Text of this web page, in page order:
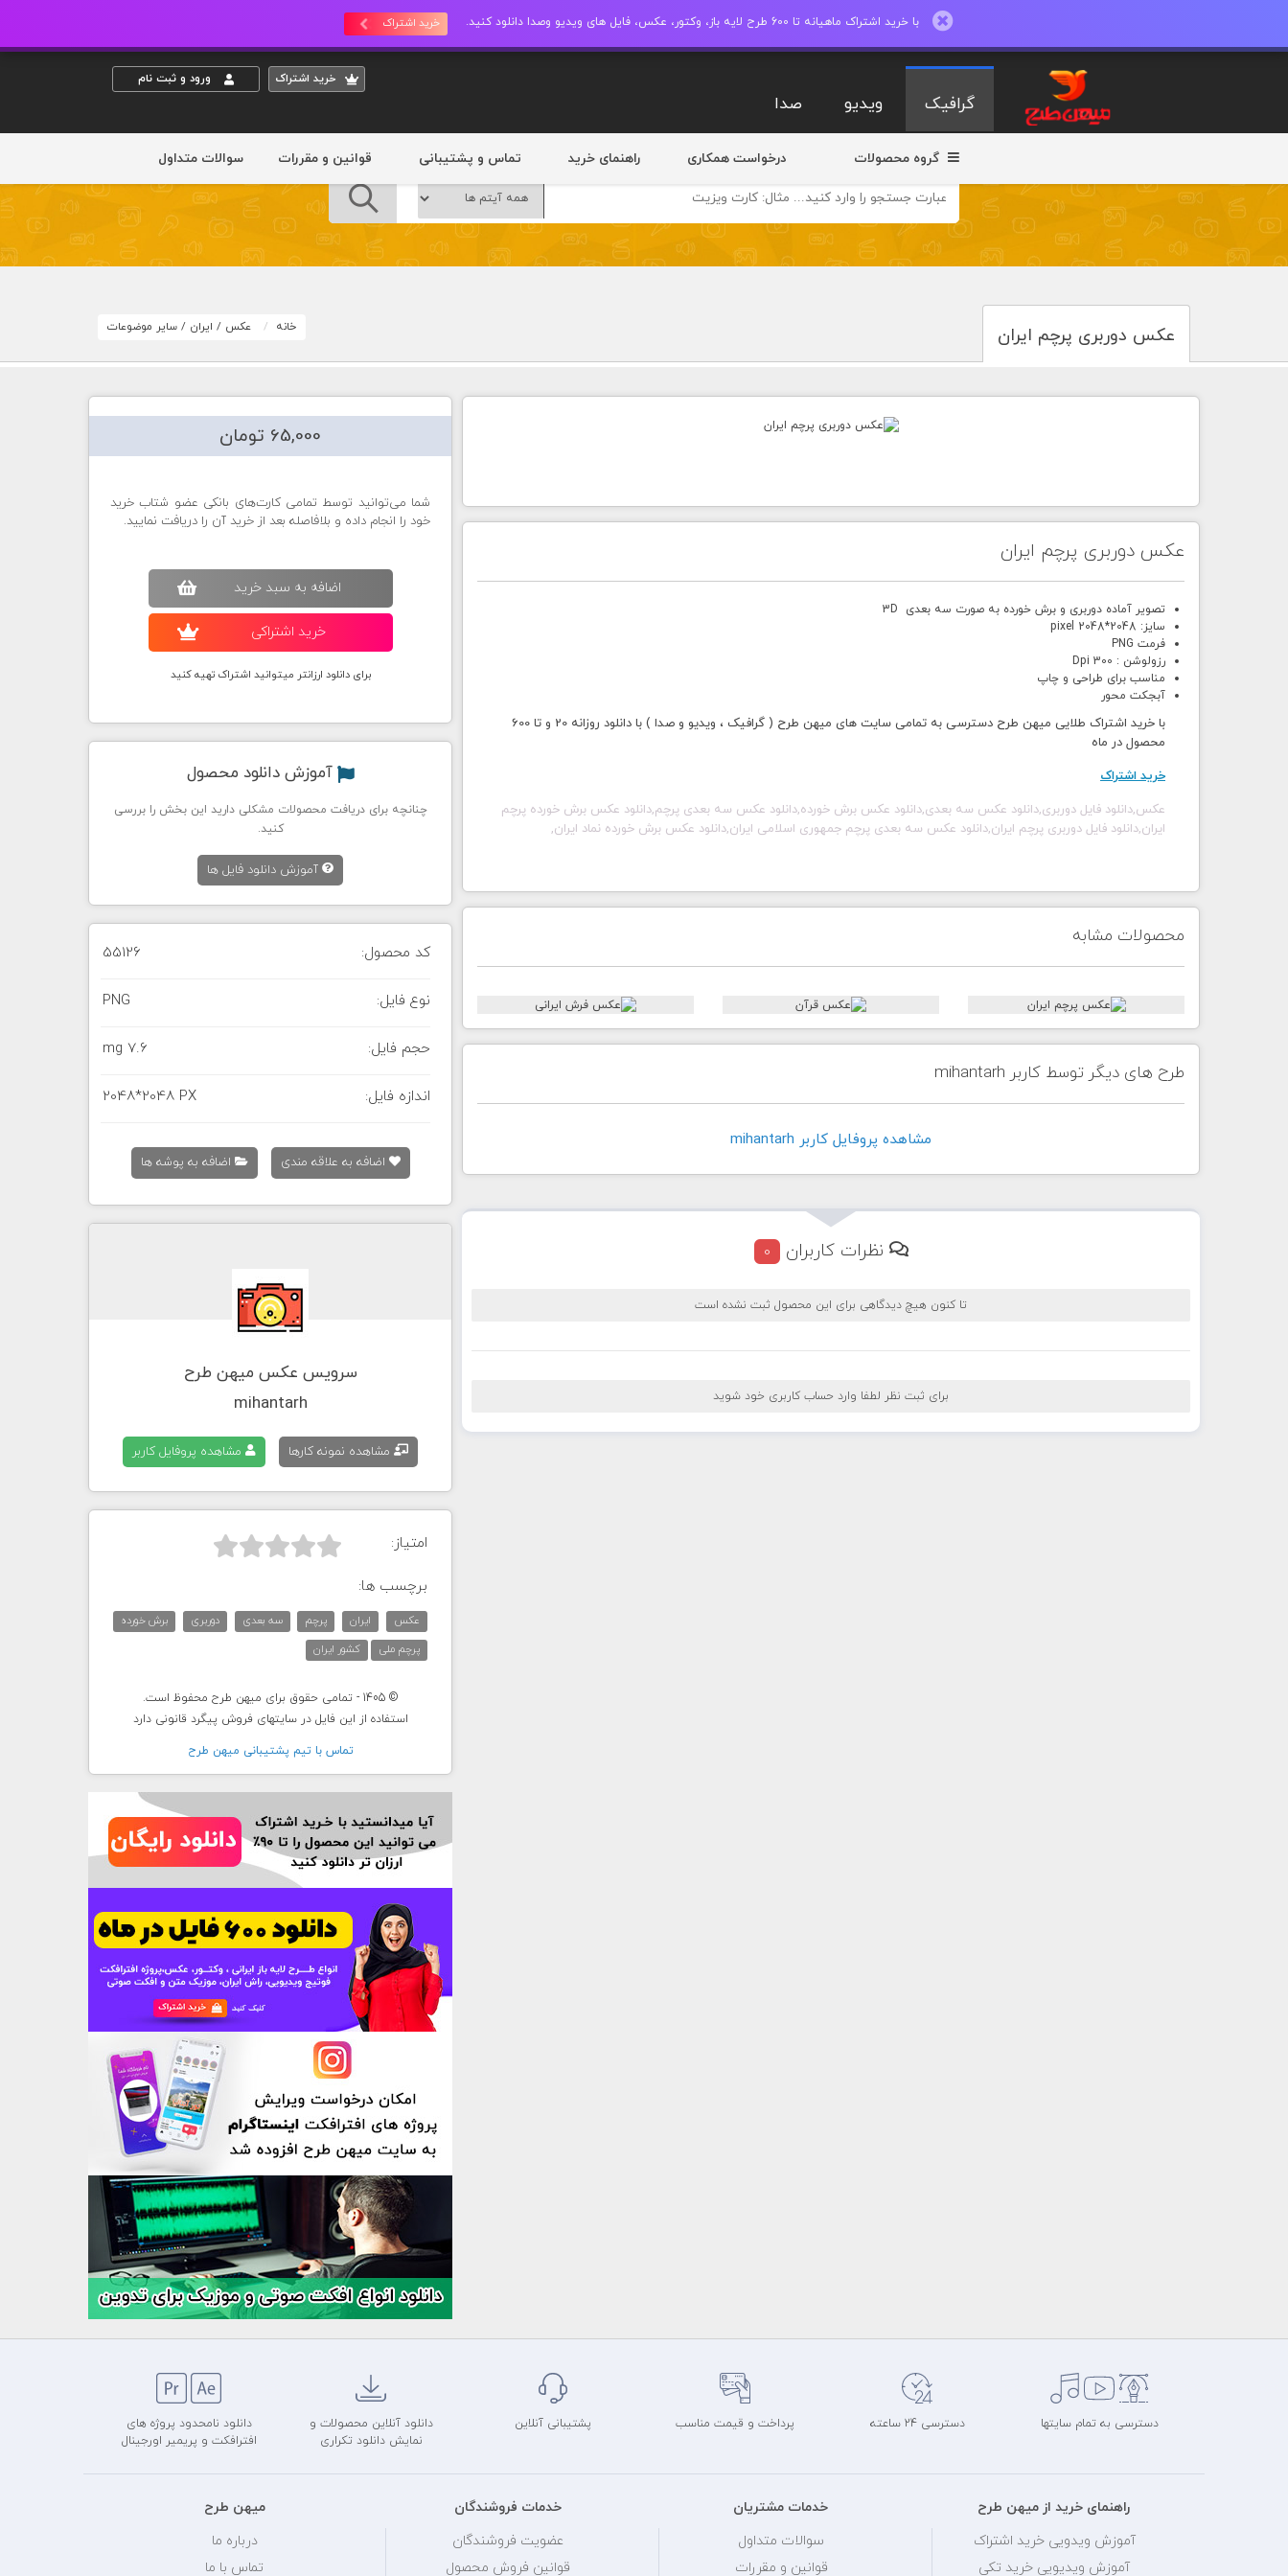
با خرید اشتراک ماهیانه تا 600 طرح لایه باز، وکتور، عکس، فایل های ویدیو وصدا دانلود کنید. خرید اشتراک
خريد اشتراک ورود و ثبت نام
گرافیک ویدیو صدا
گروه محصولات درخواست همکاری راهنمای خرید تماس و پشتیبانی قوانین و مقررات سوالات متداول
عکس دوربری پرچم ایران خانه عکس / ایران / سایر موضوعات
عکس دوربری پرچم ایران
تصویر آماده دوربری و برش خورده به صورت سه بعدی 3D
سایز: 2048*2048 pixel
فرمت PNG
رزولوشن : 300 Dpi
مناسب برای طراحی و چاپ
آبجکت محور
با خرید اشتراک طلایی میهن طرح دسترسی به تمامی سایت های میهن طرح ( گرافیک ، ویدیو و صدا ) با دانلود روزانه 20 و تا 600
محصول در ماه
خرید اشتراک
عکس,دانلود فایل دوربری,دانلود عکس سه بعدی,دانلود عکس برش خورده,دانلود عکس سه بعدی پرچم,دانلود عکس برش خورده پرچم
ایران,دانلود فایل دوربری پرچم ایران,دانلود عکس سه بعدی پرچم جمهوری اسلامی ایران,دانلود عکس برش خورده نماد ایران,
محصولات مشابه
طرح های دیگر توسط کاربر mihantarh
مشاهده پروفايل کاربر mihantarh
نظرات کاربران 0
تا کنون هیچ دیدگاهی برای این محصول ثبت نشده است
برای ثبت نظر لطفا وارد حساب کاربری خود شوید
65,000 تومان
شما می‌توانید توسط تمامی کارت‌های بانکی عضو شتاب خرید
خود را انجام داده و بلافاصله بعد از خرید آن را دریافت نمایید.
اضافه به سبد خريد
خريد اشتراکی
برای دانلود ارزانتر میتوانید اشتراک تهیه کنید
آموزش دانلود محصول
چنانچه برای دریافت محصولات مشکلی دارید این بخش را بررسی
کنید.
آموزش دانلود فایل ها
کد محصول: 55126
نوع فایل: PNG
حجم فایل: 7.6 mg
اندازه فایل: 2048*2048 PX
اضافه به علاقه مندی اضافه به پوشه ها
سرویس عکس میهن طرح
mihantarh
مشاهده نمونه کارها مشاهده پروفایل کاربر
امتیاز: 


برچسب ها:
عکس ایران پرچم سه بعدی دوربری
برش خورده
پرچم ملی
کشور ایران
© 1405 - تمامی حقوق برای میهن طرح محفوظ است.
استفاده از این فایل در سایتهای فروش پیگرد قانونی دارد
تماس با تيم پشتيبانی ميهن طرح
دسترسی به تمام سایتها دسترسی 24 ساعته پرداخت و قیمت مناسب پشتیبانی آنلاین
دانلود آنلاین محصولات و
نمایش دانلود تکراری
دانلود نامحدود پروژه های
افترافکت و پریمیر اورجینال
راهنمای خرید از میهن طرح
آموزش ویدویی خرید اشتراک
آموزش ویدیویی خرید تکی
خدمات مشتریان
سوالات متداول
قوانین و مقررات
خدمات فروشندگان
عضویت فروشندگان
قوانین فروش محصول
میهن طرح
درباره ما
تماس با ما